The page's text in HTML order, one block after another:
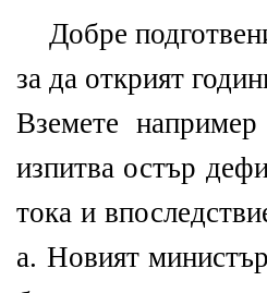
Добре
за да открият
Вземете
изпитва остър
тока и
а. Новият